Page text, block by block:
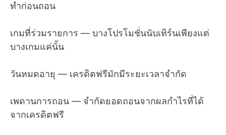
ทำก่อนถอน
เกมที่ร่วมรายการ — บางโปรโมชั่นนับเทิร์นเพียงแต่
บางเกมแค่นั้น
วันหมดอายุ — เครดิตฟรีมักมีระยะเวลาจำกัด
เพดานการถอน — จำกัดยอดถอนจากผลกำไรที่ได้
จากเครดิตฟรี